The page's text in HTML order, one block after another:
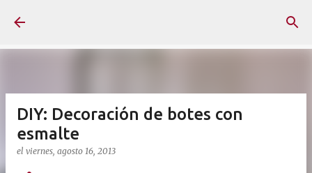
DIY: Decoración de botes con
esmalte
el viernes, agosto 16, 2013